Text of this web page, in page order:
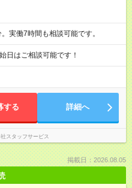
働7時間も相談可能です。
日はご相談可能です！
する 詳細へ
スタッフサービス
掲載日：2026.08.05